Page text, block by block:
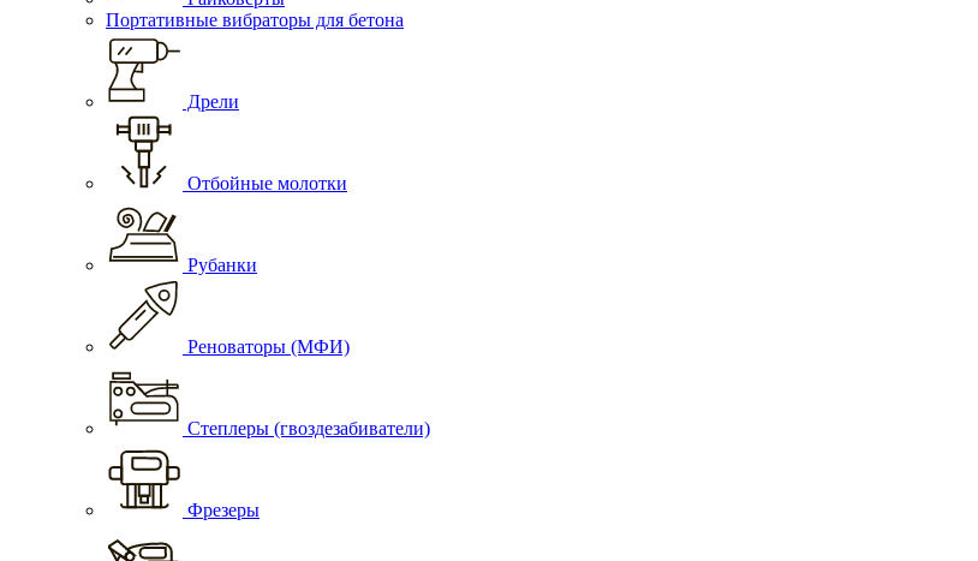
Портативные вибраторы для бетона
Дрели
Отбойные молотки
Рубанки
Реноваторы (МФИ)
Степлеры (гвоздезабиватели)
Фрезеры